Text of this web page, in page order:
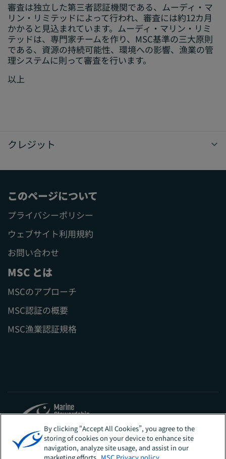
審査は独立した第三者認証機関である、ムーディ・マ
リン・リミテッドによって行われ、審査には約12カ月
かかると見込まれています。ムーディ・マリン・リミ
テッドは、専門家チームを作り、MSC基準の三大原則
である、資源の持続可能性、環境への影響、漁業の管
理システムに則って審査を行います。
以上
クレジット
このページについて
プライバシーポリシー
ウェブサイト利用規約
お問い合わせ
MSC とは
MSCのアプローチ
MSC認証の概要
MSC漁業認証規格
Sites
日本
By clicking “Accept All Cookies”, you agree to the
storing of cookies on your device to enhance site
navigation, analyze site usage, and assist in our